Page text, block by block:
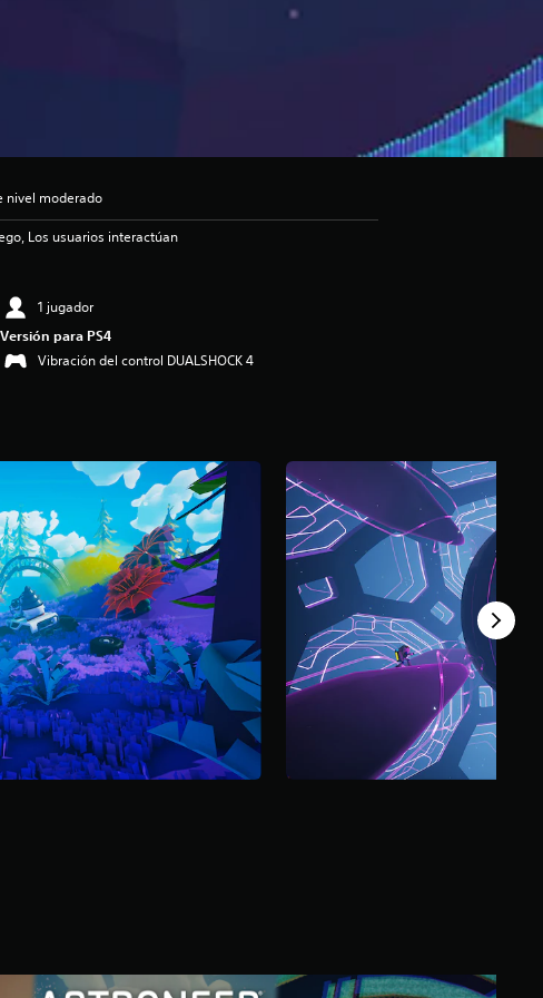
nivel moderado
Los usuarios interactúan
1 jugador
Versión para PS4
Vibración del control DUALSHOCK 4